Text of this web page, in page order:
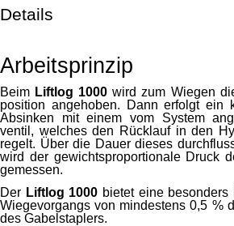
Details
Arbeitsprinzip
Beim Liftlog 1000 wird zum Wiegen
position angehoben. Dann erfolgt ein
Absinken mit einem vom System
ventil, welches den Rücklauf in den
regelt. Über die Dauer dieses
wird der gewichts­proportionale Druck
gemessen.
Der Liftlog 1000 bietet eine
Wiege­vorgangs von mindestens 0,5 %
des Gabel­staplers.